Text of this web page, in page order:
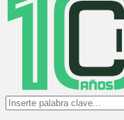
Search
for: